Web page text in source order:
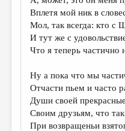
ДАЙДЖЕСТ
ПРОИЗВЕДЕНИЯ
ПЕРЕВОДЫ
КОНКУРСЫ
ДЕТСКАЯ КОМНАТА
КНИЖНАЯ ПОЛКА
Вплетя мой ник в
Мол, так всегда: кто
И тут же с
Что я теперь частично
Ну а пока что мы
Отчасти пьем и часто
Души своей
Своим друзьям, что
При возвращеньи